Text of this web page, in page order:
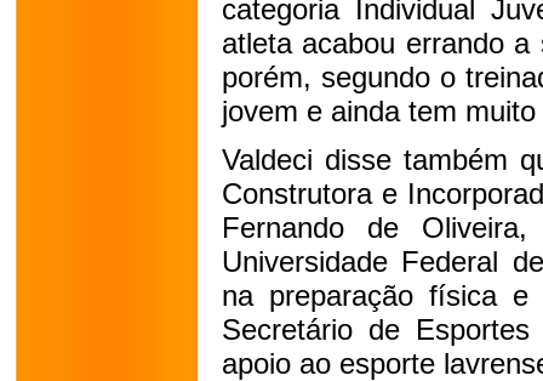
categoria Individual
atleta acabou errando
porém, segundo o
jovem e ainda tem
Valdeci disse também
Construtora e
Fernando de
Universidade Federal
na preparação física
Secretário de
apoio ao esporte